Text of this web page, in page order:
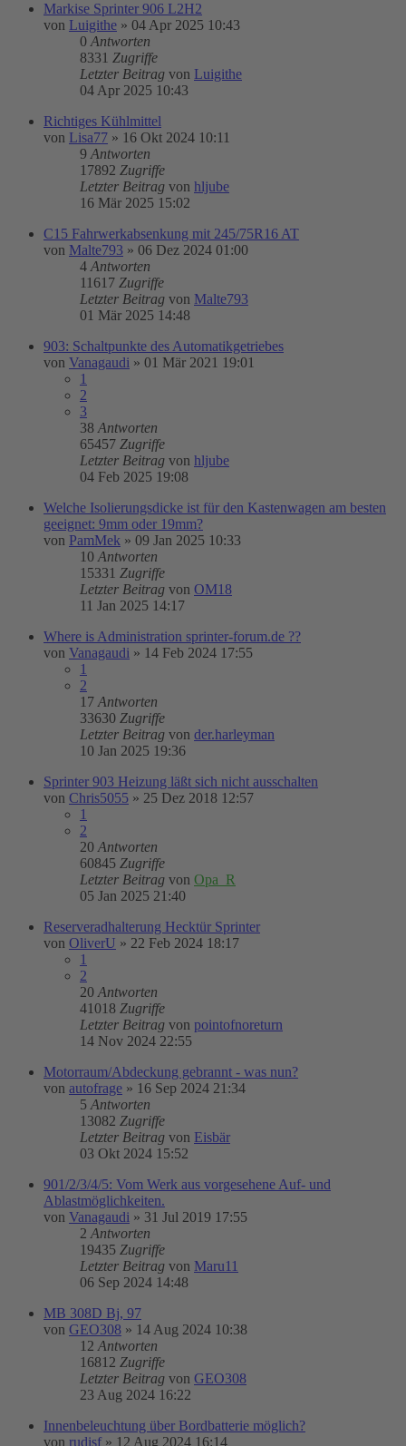
Markise Sprinter 906 L2H2
von Luigithe » 04 Apr 2025 10:43
0 Antworten
8331 Zugriffe
Letzter Beitrag von Luigithe
04 Apr 2025 10:43
Richtiges Kühlmittel
von Lisa77 » 16 Okt 2024 10:11
9 Antworten
17892 Zugriffe
Letzter Beitrag von hljube
16 Mär 2025 15:02
C15 Fahrwerkabsenkung mit 245/75R16 AT
von Malte793 » 06 Dez 2024 01:00
4 Antworten
11617 Zugriffe
Letzter Beitrag von Malte793
01 Mär 2025 14:48
903: Schaltpunkte des Automatikgetriebes
von Vanagaudi » 01 Mär 2021 19:01
1
2
3
38 Antworten
65457 Zugriffe
Letzter Beitrag von hljube
04 Feb 2025 19:08
Welche Isolierungsdicke ist für den Kastenwagen am besten
geeignet: 9mm oder 19mm?
von PamMek » 09 Jan 2025 10:33
10 Antworten
15331 Zugriffe
Letzter Beitrag von OM18
11 Jan 2025 14:17
Where is Administration sprinter-forum.de ??
von Vanagaudi » 14 Feb 2024 17:55
1
2
17 Antworten
33630 Zugriffe
Letzter Beitrag von der.harleyman
10 Jan 2025 19:36
Sprinter 903 Heizung läßt sich nicht ausschalten
von Chris5055 » 25 Dez 2018 12:57
1
2
20 Antworten
60845 Zugriffe
Letzter Beitrag von Opa_R
05 Jan 2025 21:40
Reserveradhalterung Hecktür Sprinter
von OliverU » 22 Feb 2024 18:17
1
2
20 Antworten
41018 Zugriffe
Letzter Beitrag von pointofnoreturn
14 Nov 2024 22:55
Motorraum/Abdeckung gebrannt - was nun?
von autofrage » 16 Sep 2024 21:34
5 Antworten
13082 Zugriffe
Letzter Beitrag von Eisbär
03 Okt 2024 15:52
901/2/3/4/5: Vom Werk aus vorgesehene Auf- und
Ablastmöglichkeiten.
von Vanagaudi » 31 Jul 2019 17:55
2 Antworten
19435 Zugriffe
Letzter Beitrag von Maru11
06 Sep 2024 14:48
MB 308D Bj, 97
von GEO308 » 14 Aug 2024 10:38
12 Antworten
16812 Zugriffe
Letzter Beitrag von GEO308
23 Aug 2024 16:22
Innenbeleuchtung über Bordbatterie möglich?
von rudisf » 12 Aug 2024 16:14